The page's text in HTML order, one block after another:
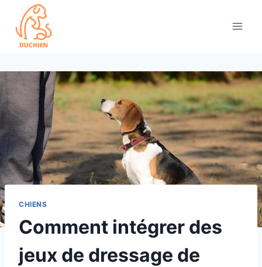
content
CHIENS
Comment intégrer des
jeux de dressage de